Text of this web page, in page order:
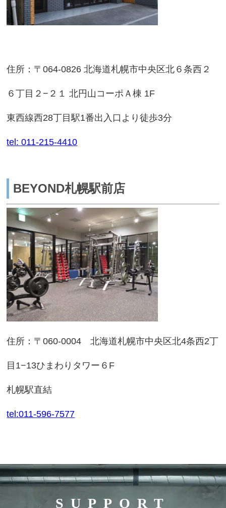
住所：〒064-0826 北海道札幌市中央区北６条西２
６丁目２−２１ 北円山コーポＡ棟 1F
東西線西28丁目駅1番出入口より徒歩3分
tel: 011-215-4410
BEYOND札幌駅前店
住所：〒060-0004 北海道札幌市中央区北4条西2丁
目1−13ひまわりタワー６F
札幌駅直結
tel:011-596-7577
SUPPORT